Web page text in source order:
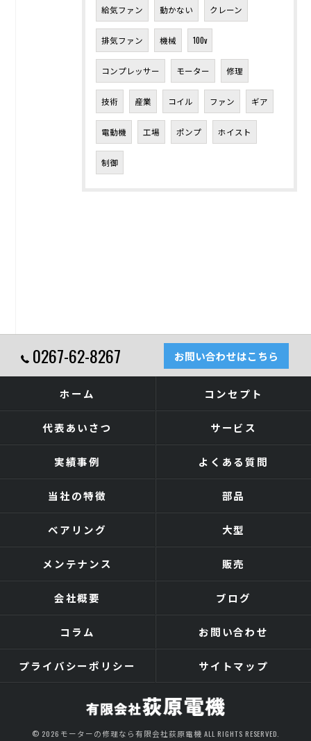
給気ファン 動かない クレーン
排気ファン 機械 100v
コンプレッサー モーター 修理
技術 産業 コイル ファン ギア
電動機 工場 ポンプ ホイスト
制御
0267-62-8267 お問い合わせはこちら
ホーム コンセプト
代表あいさつ サービス
実績事例 よくある質問
当社の特徴 部品
ベアリング 大型
メンテナンス 販売
会社概要 ブログ
コラム お問い合わせ
プライバシーポリシー サイトマップ
© 2026 モーターの修理なら有限会社荻原電機 ALL RIGHTS RESERVED.